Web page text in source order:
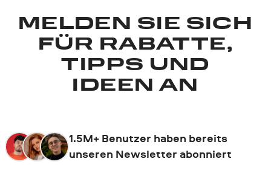
MELDEN SIE SICH
FÜR RABATTE,
TIPPS UND
IDEEN AN
1.5M+ Benutzer haben bereits
unseren Newsletter abonniert